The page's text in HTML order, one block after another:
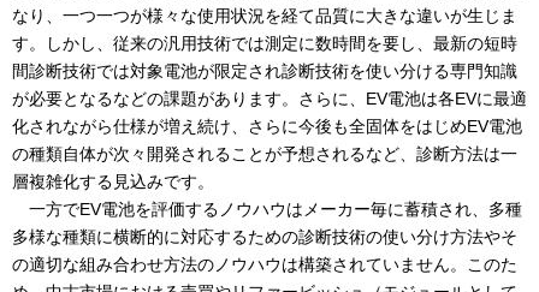
なり、一つ一つが様々な使用状況を経て品質に大きな違いが生じま
す。しかし、従来の汎用技術では測定に数時間を要し、最新の短時
間診断技術では対象電池が限定され診断技術を使い分ける専門知識
が必要となるなどの課題があります。さらに、EV電池は各EVに最適
化されながら仕様が増え続け、さらに今後も全固体をはじめEV電池
の種類自体が次々開発されることが予想されるなど、診断方法は一
層複雑化する見込みです。
一方でEV電池を評価するノウハウはメーカー毎に蓄積され、多種
多様な種類に横断的に対応するための診断技術の使い分け方法やそ
の適切な組み合わせ方法のノウハウは構築されていません。このた